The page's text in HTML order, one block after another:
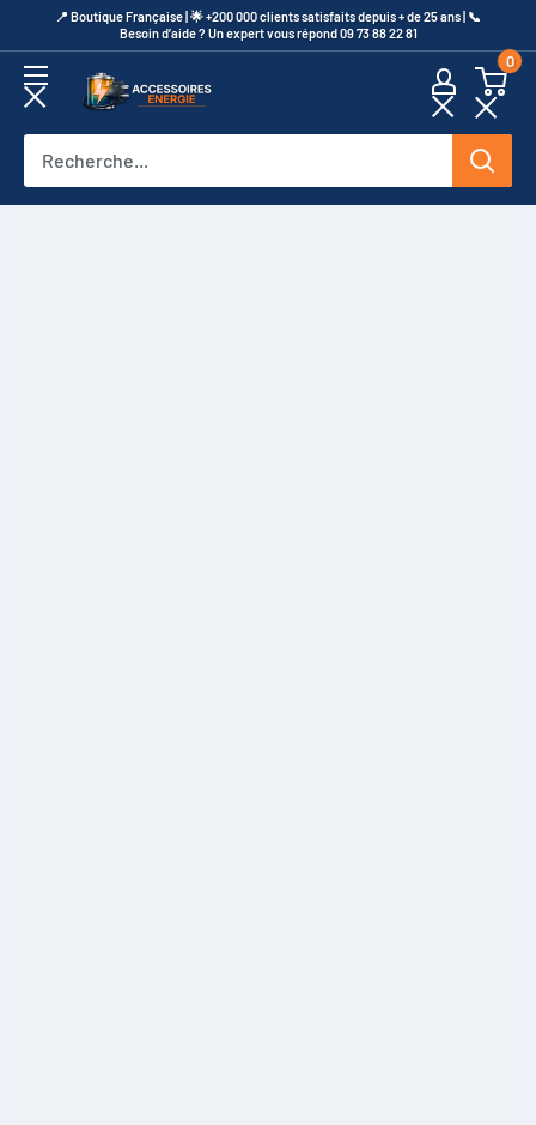
au
contenu
​📍​ Boutique Française | 🌟 +200 000 clients satisfaits depuis + de 25 ans | 📞​
Besoin d’aide ? Un expert vous répond 09 73 88 22 81
Accessoires
0